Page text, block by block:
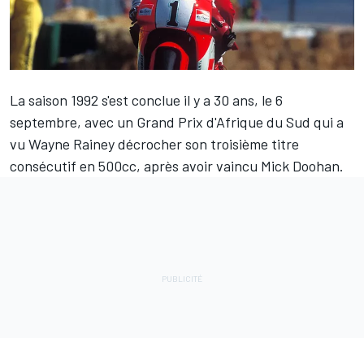
La saison 1992 s'est conclue il y a 30 ans, le 6
septembre, avec un Grand Prix d'Afrique du Sud qui a
vu Wayne Raineydécrocher son troisième titre
consécutif en 500cc, après avoir vaincu Mick Doohan.